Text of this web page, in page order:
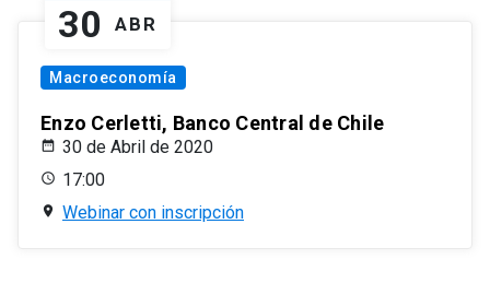
30 ABR
Macroeconomía
Enzo Cerletti, Banco Central de Chile
30 de Abril de 2020
17:00
Webinar con inscripción